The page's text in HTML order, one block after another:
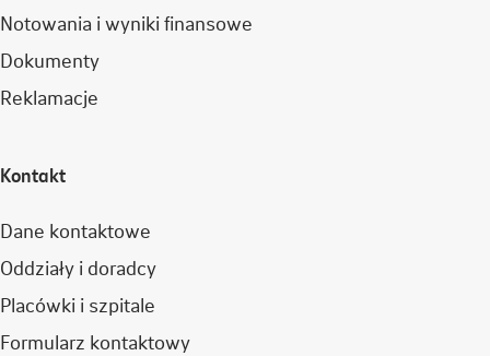
Notowania i wyniki finansowe
Dokumenty
Reklamacje
Kontakt
Dane kontaktowe
Oddziały i doradcy
Placówki i szpitale
Formularz kontaktowy